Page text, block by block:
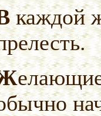
своя
весь мир,